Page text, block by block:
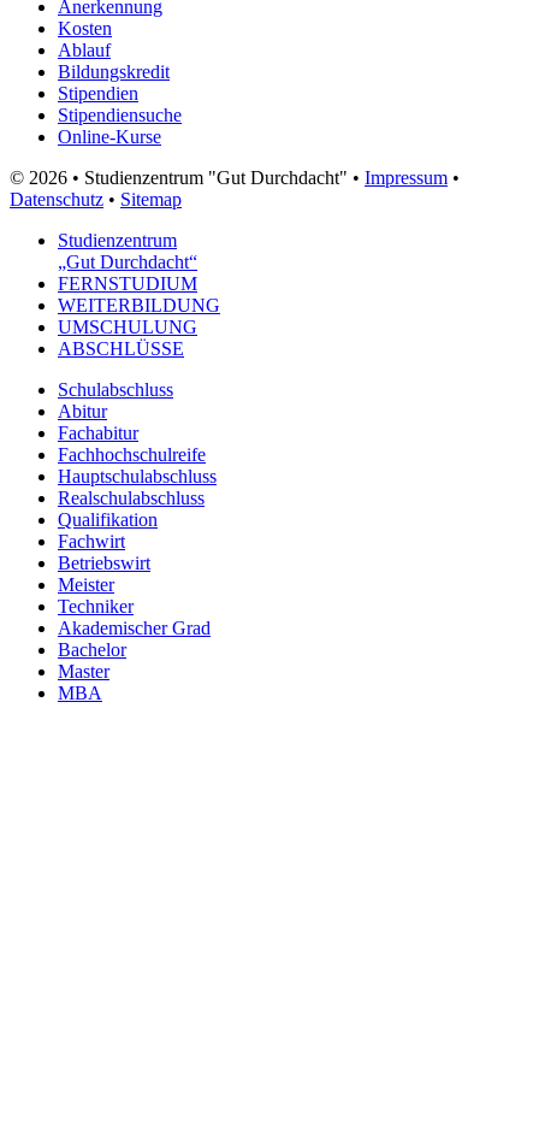
Anerkennung
Kosten
Ablauf
Bildungskredit
Stipendien
Stipendiensuche
Online-Kurse
© 2026 • Studienzentrum "Gut Durchdacht" • Impressum •
Datenschutz • Sitemap
Studienzentrum
„Gut Durchdacht“
FERNSTUDIUM
WEITERBILDUNG
UMSCHULUNG
ABSCHLÜSSE
Schulabschluss
Abitur
Fachabitur
Fachhochschulreife
Hauptschulabschluss
Realschulabschluss
Qualifikation
Fachwirt
Betriebswirt
Meister
Techniker
Akademischer Grad
Bachelor
Master
MBA